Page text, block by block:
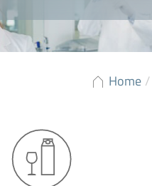
Home /